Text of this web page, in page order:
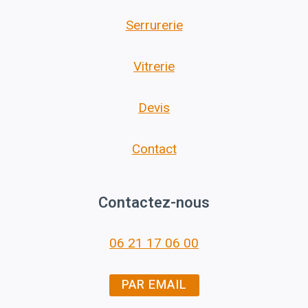
Serrurerie
Vitrerie
Devis
Contact
Contactez-nous
06 21 17 06 00
PAR EMAIL